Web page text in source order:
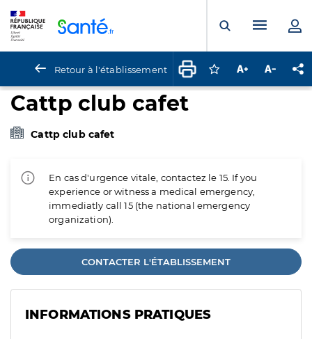
Ouvrir laMenu
Retour à l'établissement Connectez-vous
Augmenter la
Cattp club cafet
Cattp club cafet
En cas d'urgence vitale, contactez le 15. If you
experience or witness a medical emergency,
immediatly call 15 (the national emergency
organization).
CONTACTER L'ÉTABLISSEMENT
INFORMATIONS PRATIQUES